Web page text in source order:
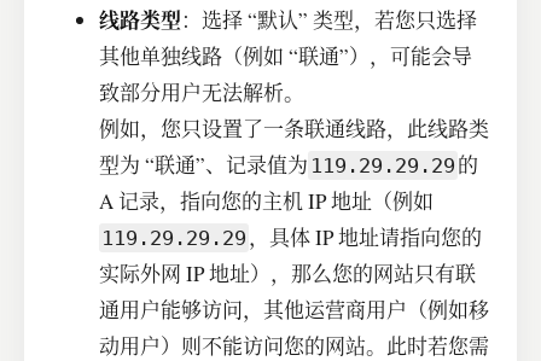
线路类型：选择 “默认” 类型，若您只选择
其他单独线路（例如 “联通”），可能会导
致部分用户无法解析。
例如，您只设置了一条联通线路，此线路类
型为 “联通”、记录值为 119.29.29.29 的
A 记录，指向您的主机 IP 地址（例如
119.29.29.29 ，具体 IP 地址请指向您的
实际外网 IP 地址），那么您的网站只有联
通用户能够访问，其他运营商用户（例如移
动用户）则不能访问您的网站。此时若您需